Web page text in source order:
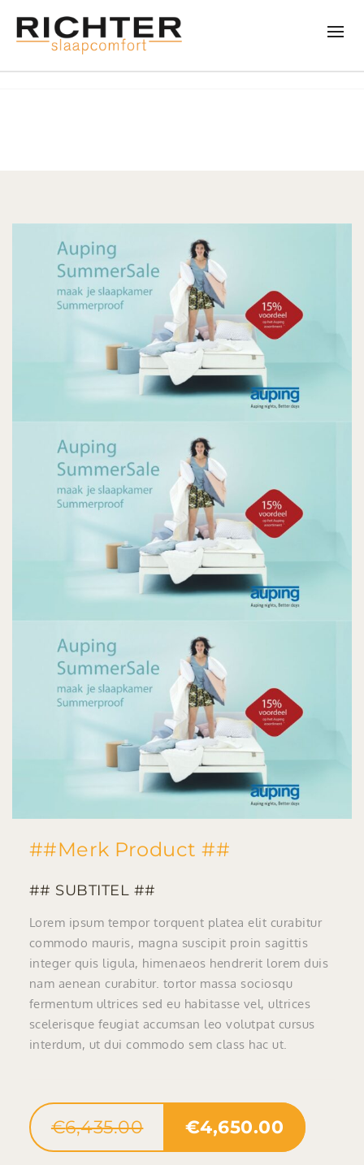
##Merk Product ##
## SUBTITEL ##
Lorem ipsum tempor torquent platea elit curabitur
commodo mauris, magna suscipit proin sagittis
integer quis ligula, himenaeos hendrerit lorem duis
nam aenean curabitur. tortor massa sociosqu
fermentum ultrices sed eu habitasse vel, ultrices
scelerisque feugiat accumsan leo volutpat cursus
interdum, ut dui commodo sem class hac ut.
€6,435.00 €4,650.00